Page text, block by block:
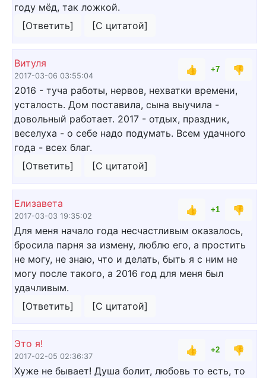
году мёд, так ложкой.
[Ответить]
[С цитатой]
Витуля
2017-03-06 03:55:04
👍 +7
👎
2016 - туча работы, нервов, нехватки времени,
усталость. Дом поставила, сына выучила -
довольный работает. 2017 - отдых, праздник,
веселуха - о себе надо подумать. Всем удачного
года - всех благ.
[Ответить]
[С цитатой]
Елизавета
2017-03-03 19:35:02
👍 +1
👎
Для меня начало года несчастливым оказалось,
бросила парня за измену, люблю его, а простить
не могу, не знаю, что и делать, быть я с ним не
могу после такого, а 2016 год для меня был
удачливым.
[Ответить]
[С цитатой]
Это я!
2017-02-05 02:36:37
👍 +2
👎
Хуже не бывает! Душа болит, любовь то есть, то